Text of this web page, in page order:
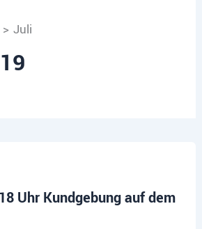
Juli
Uhr Kundgebung auf dem